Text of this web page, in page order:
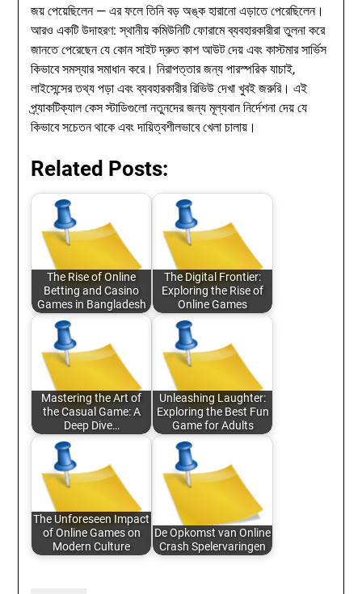
জয় পেয়েছিলেন — এর ফলে তিনি বড় অঙ্ক হারানো এড়াতে পেরেছিলেন।
আরও একটি উদাহরণ: স্থানীয় কমিউনিটি ফোরামে ব্যবহারকারীরা তুলনা করে
জানতে পেরেছেন যে কোন সাইট দ্রুত কাশ আউট দেয় এবং কাস্টমার সার্ভিস
কিভাবে সমস্যার সমাধান করে। নিরাপত্তার জন্য পারস্পরিক যাচাই,
লাইসেন্সের তথ্য পড়া এবং ব্যবহারকারীর রিভিউ দেখা খুবই জরুরি। এই
প্র্যাকটিক্যাল কেস স্টাডিগুলো নতুনদের জন্য মূল্যবান নির্দেশনা দেয় যে
কিভাবে সচেতন থাকে এবং দায়িত্বশীলভাবে খেলা চালায়।
Related Posts:
The Rise of Online
Betting and Casino
Games in Bangladesh
The Digital Frontier:
Exploring the Rise of
Online Games
Mastering the Art of
the Casual Game: A
Deep Dive…
Unleashing Laughter:
Exploring the Best Fun
Game for Adults
The Unforeseen Impact
of Online Games on
Modern Culture
De Opkomst van Online
Crash Spelervaringen